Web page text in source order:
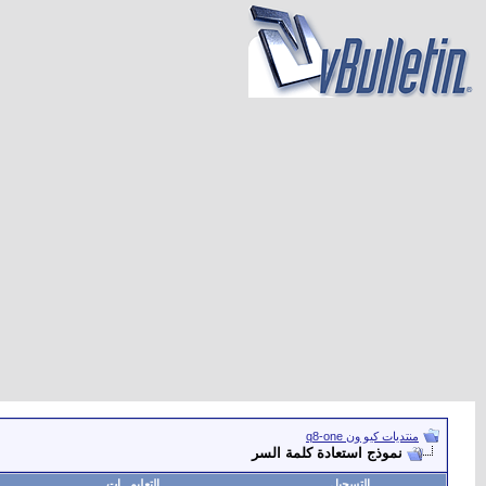
منتديات كيو ون q8-one
نموذج استعادة كلمة السر